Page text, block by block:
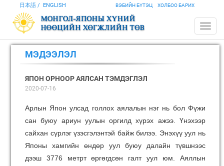
ВЭБИЙН БҮТЭЦ ХОЛБОО БАРИХ
日本語 ENGLISH
МЭДЭЭЛЭЛ
ЯПОН ОРНООР АЯЛСАН ТЭМДЭГЛЭЛ
2020-07-16
Арлын Япон улсад голлох аялалын нэг нь бол Фүжи
сан буюу ариун уулын оргилд хүрэх ажээ. Үнэхээр
сайхан сүрлэг үзэсгэлэнтэй байж билээ. Энэхүү уул нь
Японы хамгийн өндөр уул буюу далайн түвшнээс
дээш 3776 метрт өргөгдсөн галт уул юм. Аяллын